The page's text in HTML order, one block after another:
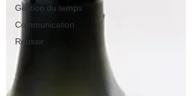
Gestion du temps
Communication
Réussir